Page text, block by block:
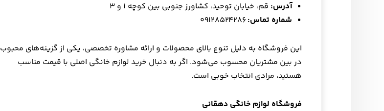
آدرس: قم، خیابان توحید، کشاورز جنوبی بین کوچه ۱ و ۳
شماره تماس:۰۹۱۲۸۵۲۴۲۸۶
این فروشگاه به دلیل تنوع بالای محصولات و ارائه مشاوره تخصصی، یکی از گزینه‌های محبوب
در بین مشتریان محسوب می‌شود. اگر به دنبال خرید لوازم خانگی اصلی با قیمت مناسب
هستید، مرادی انتخاب خوبی است.
فروشگاه لوازم خانگی دهقانی